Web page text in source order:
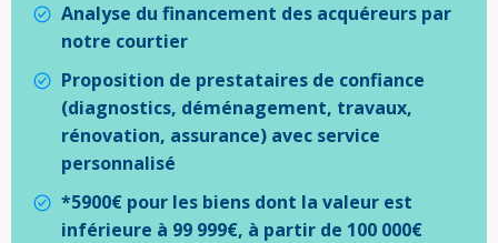
Analyse du financement des acquéreurs par
notre courtier
Proposition de prestataires de confiance
(diagnostics, déménagement, travaux,
rénovation, assurance) avec service
personnalisé
*5900€ pour les biens dont la valeur est
inférieure à 99 999€, à partir de 100 000€